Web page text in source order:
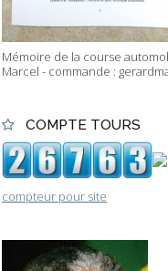
Mémoire de la course
Marcel - commande :
COMPTE TOURS
compteur pour site